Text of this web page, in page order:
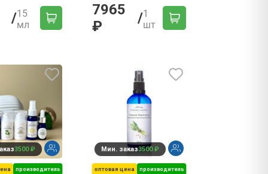
/15
мл
7965
₽
/1
шт
3500 ₽
производитель
Мин. заказ3500 ₽
оптовая цена производитель